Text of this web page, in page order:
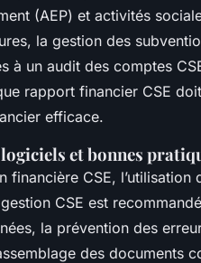
(AEP) et activités
la gestion des
à un audit des comptes
rapport financier CSE
efficace.
et bonnes
financière CSE, l’utilisation
CSE est
la prévention des
des documents